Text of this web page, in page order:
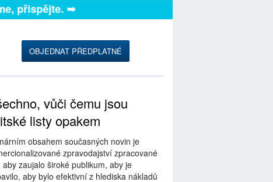
přispějte. ➥
OBJEDNAT PŘEDPLATNÉ
vůči čemu jsou
listy opakem
obsahem současných novin je
zpravodajství zpracované
aby zaujalo široké publikum, aby je
aby bylo efektivní z hlediska nákladů